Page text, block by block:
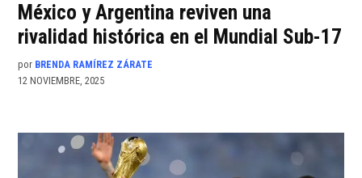
México y Argentina reviven una
rivalidad histórica en el Mundial Sub-17
por BRENDA RAMÍREZ ZÁRATE
12 NOVIEMBRE, 2025